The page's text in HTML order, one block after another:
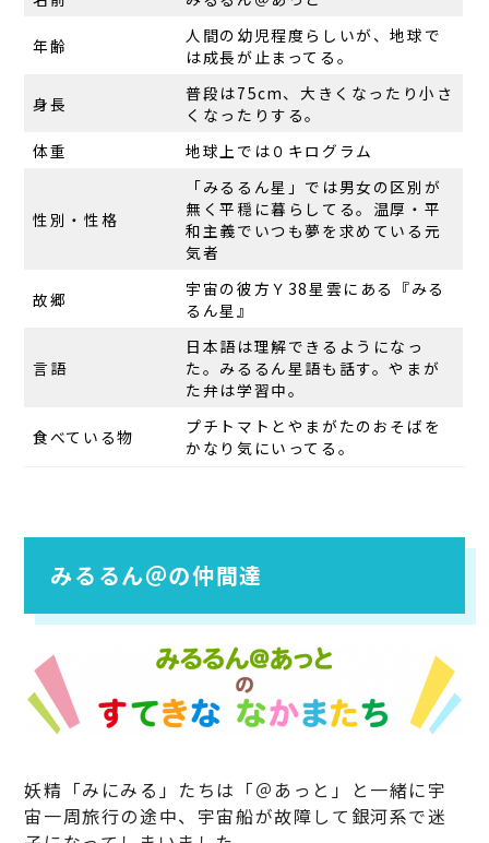
年齢
人間の幼児程度らしいが、地球で
は成長が止まってる。
身長
普段は75cm、大きくなったり小さ
くなったりする。
体重
地球上では０キログラム
性別・性格
「みるるん星」では男女の区別が
無く平穏に暮らしてる。温厚・平
和主義でいつも夢を求めている元
気者
故郷
宇宙の彼方Ｙ38星雲にある『みる
るん星』
言語
日本語は理解できるようになっ
た。みるるん星語も話す。やまが
た弁は学習中。
食べている物
プチトマトとやまがたのおそばを
かなり気にいってる。
みるるん＠の仲間達
妖精「みにみる」たちは「＠あっと」と一緒に宇
宙一周旅行の途中、宇宙船が故障して銀河系で迷